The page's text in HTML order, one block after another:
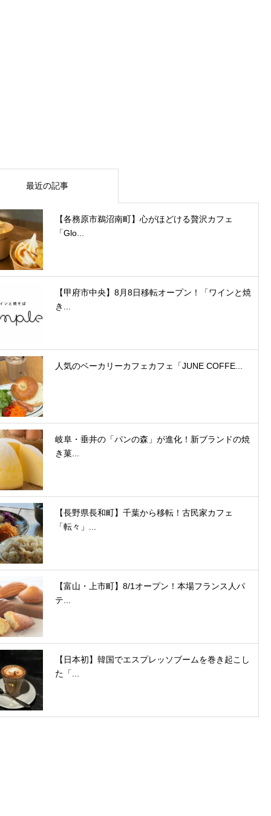
最近の記事
【各務原市鵜沼南町】心がほどける贅沢カフェ
「Glo...
【甲府市中央】8月8日移転オープン！「ワインと焼
き...
人気のベーカリーカフェカフェ「JUNE COFFE...
岐阜・垂井の「パンの森」が進化！新ブランドの焼
き菓...
【長野県長和町】千葉から移転！古民家カフェ
「転々」...
【富山・上市町】8/1オープン！本場フランス人パ
テ...
【日本初】韓国でエスプレッソブームを巻き起こし
た「...